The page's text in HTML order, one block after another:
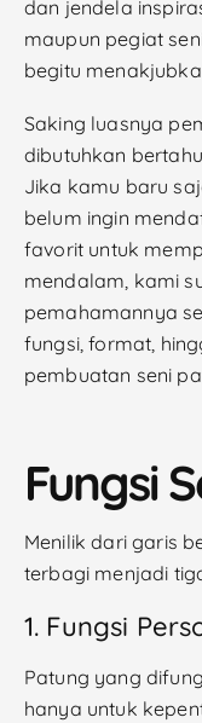
dan jendela
maupun pegiat
begitu
Saking luasnya
dibutuhkan
Jika kamu baru
belum ingin
favorit untuk
mendalam, kami
pemahamannya
fungsi, format,
pembuatan seni
Fungsi
Menilik dari garis
terbagi menjadi
1. Fungsi
Patung yang
hanya untuk